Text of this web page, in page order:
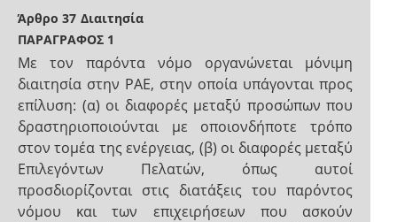
Άρθρο 37 Διαιτησία
ΠΑΡΑΓΡΑΦΟΣ 1
Με τον παρόντα νόμο οργανώνεται μόνιμη
διαιτησία στην ΡΑΕ, στην οποία υπάγονται προς
επίλυση: (α) οι διαφορές μεταξύ προσώπων που
δραστηριοποιούνται με οποιονδήποτε τρόπο
στον τομέα της ενέργειας, (β) οι διαφορές μεταξύ
Επιλεγόντων Πελατών, όπως αυτοί
προσδιορίζονται στις διατάξεις του παρόντος
νόμου και των επιχειρήσεων που ασκούν